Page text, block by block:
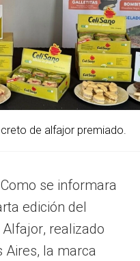
de alfajor premiado.
Como se informara
edición del
realizado
Aires, la marca